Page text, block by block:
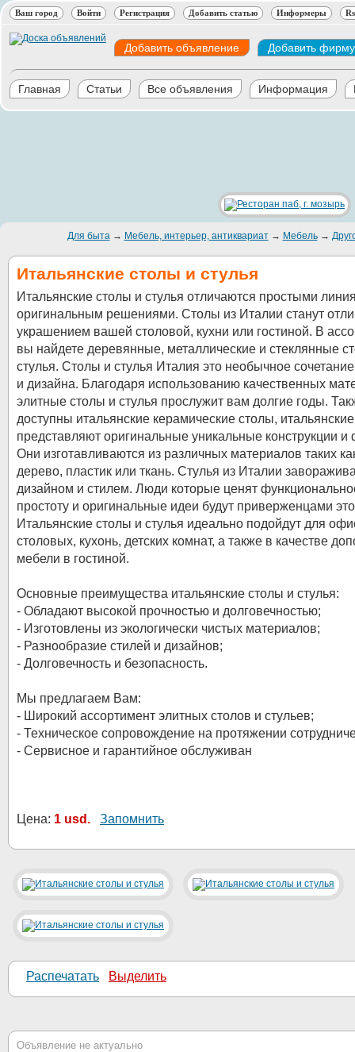
Ваш город Войти Регистрация Добавить статью Информеры
Добавить объявление Добавить фирму
Главная Статьи Все объявления Информация
Для быта→ Мебель, интерьер, антиквариат→ Мебель→
Итальянские столы и стулья
Итальянские столы и стулья отличаются простыми
оригинальным решениями. Столы из Италии станут
украшением вашей столовой, кухни или гостиной. В
вы найдете деревянные, металлические и стеклянные
стулья. Столы и стулья Италия это необычное сочетание
и дизайна. Благодаря использованию качественных
элитные столы и стулья прослужит вам долгие годы.
доступны итальянские керамические столы,
представляют оригинальные уникальные конструкции
Они изготавливаются из различных материалов таких
дерево, пластик или ткань. Стулья из Италии
дизайном и стилем. Люди которые ценят
простоту и оригинальные идеи будут приверженцами
Итальянские столы и стулья идеально подойдут для
столовых, кухонь, детских комнат, а также в качестве
мебели в гостиной.
Основные преимущества итальянские столы и стулья:
- Обладают высокой прочностью и долговечностью;
- Изготовлены из экологически чистых материалов;
- Разнообразие стилей и дизайнов;
- Долговечность и безопасность.
Мы предлагаем Вам:
- Широкий ассортимент элитных столов и стульев;
- Техническое сопровождение на протяжении
- Сервисное и гарантийное обслуживан
Цена: 1 usd. Запомнить
Распечатать Выделить
Объявление не актуально